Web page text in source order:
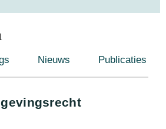
Nieuws Publicaties